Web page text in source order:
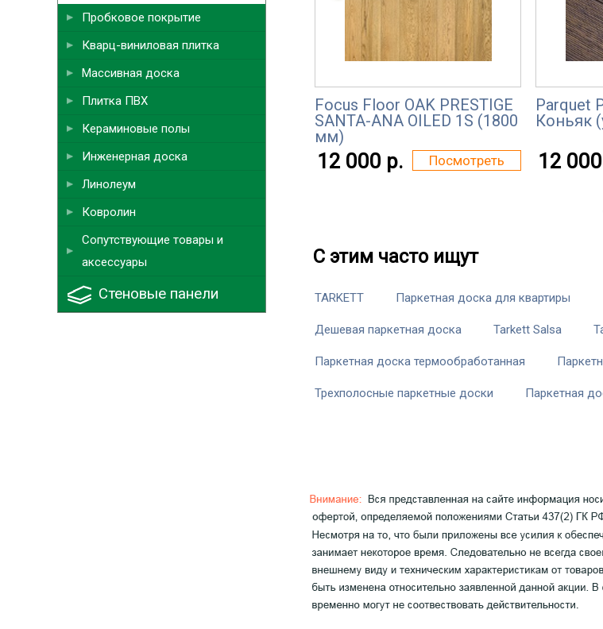
Focus Floor OAK PRESTIGE
SANTA-ANA OILED 1S (1800
мм)
12 000 р. Посмотреть
Parquet
Коньяк
12
С этим часто ищут
TARKETT Паркетная доска для квартиры
Дешевая паркетная доска Tarkett Salsa
Паркетная доска термообработанная
Трехполосные паркетные доски Паркетная
Пробковое покрытие
Кварц-виниловая плитка
Массивная доска
Плитка ПВХ
Кераминовые полы
Инженерная доска
Линолеум
Ковролин
Сопутствующие товары и
аксессуары
Стеновые панели